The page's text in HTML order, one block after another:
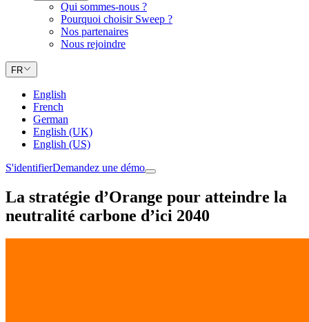
Qui sommes-nous ?
Pourquoi choisir Sweep ?
Nos partenaires
Nous rejoindre
FR
English
French
German
English (UK)
English (US)
S'identifierDemandez une démo
La stratégie d’Orange pour atteindre la
neutralité carbone d’ici 2040